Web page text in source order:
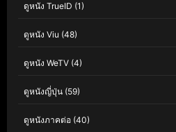
ดูหนัง TrueID (1)
ดูหนัง Viu (48)
ดูหนัง WeTV (4)
ดูหนังญี่ปุ่น (59)
ดูหนังภาคต่อ (40)